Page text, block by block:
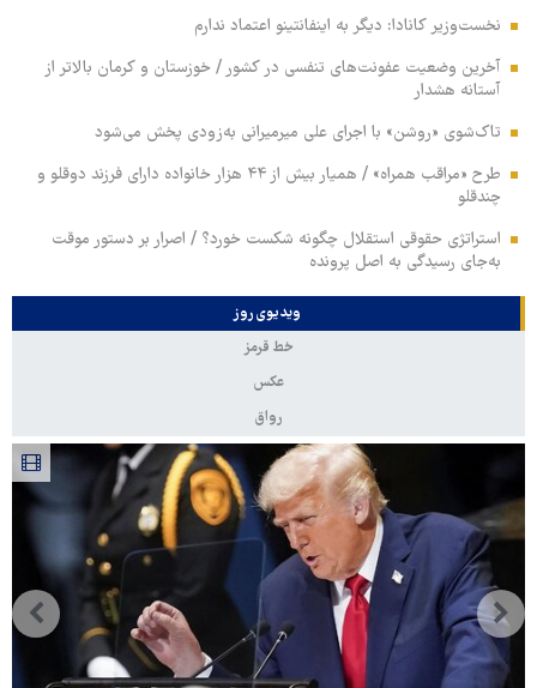
نخست‌وزیر کانادا: دیگر به اینفانتینو اعتماد ندارم
آخرین وضعیت عفونت‌های تنفسی در کشور / خوزستان و کرمان بالاتر از
آستانه هشدار
تاک‌شوی «روشن» با اجرای علی میرمیرانی به‌زودی پخش می‌شود
طرح «مراقب همراه» / همیار بیش از ۴۴ هزار خانواده دارای فرزند دوقلو و
چندقلو
استراتژی حقوقی استقلال چگونه شکست خورد؟ / اصرار بر دستور موقت
به‌جای رسیدگی به اصل پرونده
ویدیوی روز
خط قرمز
عکس
رواق